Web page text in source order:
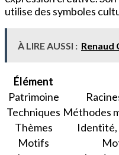
utilise des symboles
À LIRE AUSSI : Renaud
Élément
Patrimoine
Techniques Méthodes
Thèmes
Identité,
Motifs